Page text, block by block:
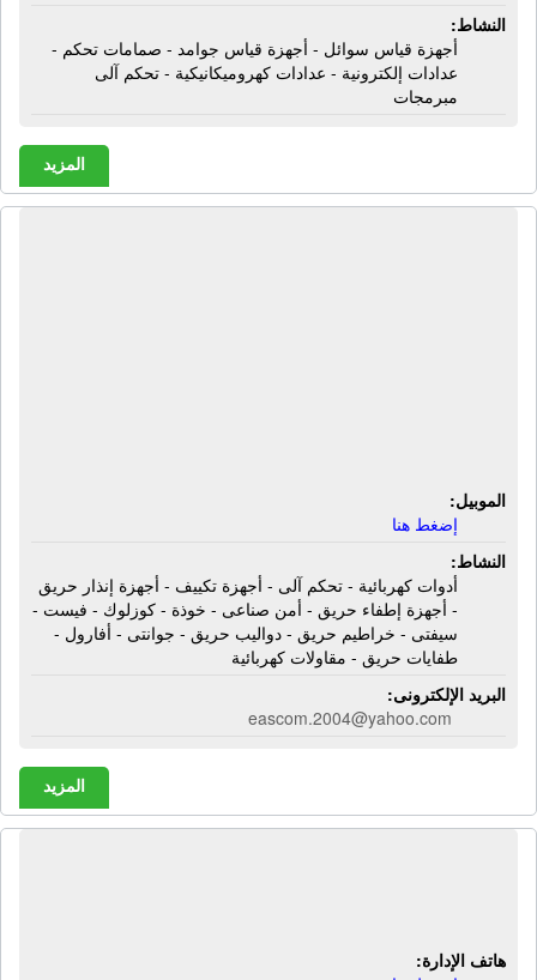
النشاط:
أجهزة قياس سوائل - أجهزة قياس جوامد - صمامات تحكم -
عدادات إلكترونية - عدادات كهروميكانيكية - تحكم آلى
مبرمجات
المزيد
الموبيل:
إضغط هنا
النشاط:
أدوات كهربائية - تحكم آلى - أجهزة تكييف - أجهزة إنذار حريق
- أجهزة إطفاء حريق - أمن صناعى - خوذة - كوزلوك - فيست -
سيفتى - خراطيم حريق - دواليب حريق - جوانتى - أفارول -
طفايات حريق - مقاولات كهربائية
البريد الإلكترونى:
eascom.2004@yahoo.com
المزيد
هاتف الإدارة: